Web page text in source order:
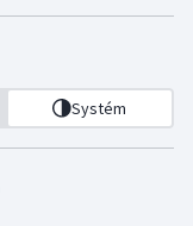
Systém